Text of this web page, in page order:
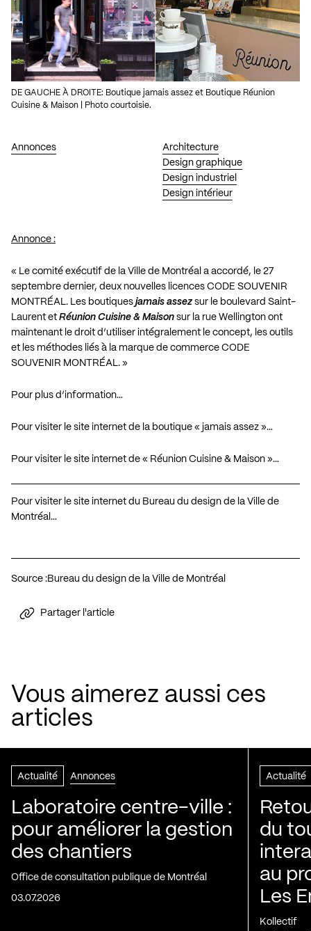
Annonces
Architecture
Design graphique
Design industriel
Design intérieur
DE GAUCHE À DROITE: Boutique jamais assez et Boutique Réunion
Cuisine & Maison | Photo courtoisie.
Annonce :
« Le comité exécutif de la Ville de Montréal a accordé, le 27
septembre dernier, deux nouvelles licences CODE SOUVENIR
MONTRÉAL. Les boutiques jamais assez sur le boulevard Saint-
Laurent et Réunion Cuisine & Maison sur la rue Wellington ont
maintenant le droit d’utiliser intégralement le concept, les outils
et les méthodes liés à la marque de commerce CODE
SOUVENIR MONTRÉAL. »
Pour plus d’information…
Pour visiter le site internet de la boutique « jamais assez »…
Pour visiter le site internet de « Réunion Cuisine & Maison »…
Pour visiter le site internet du Bureau du design de la Ville de
Montréal…
Source :Bureau du design de la Ville de Montréal
Partager l'article
Vous aimerez aussi ces
articles
Actualité Annonces
Laboratoire centre-ville :
pour améliorer la gestion
des chantiers
Office de consultation publique de Montréal
03.07.2026
Actualité
du
au
Les
Kollectif